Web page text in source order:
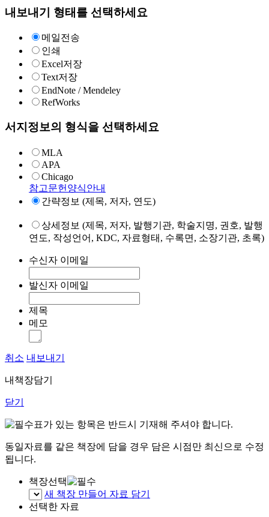
내보내기 형태를 선택하세요
메일전송
인쇄
Excel저장
Text저장
EndNote / Mendeley
RefWorks
서지정보의 형식을 선택하세요
MLA
APA
Chicago
참고문헌양식안내
간략정보 (제목, 저자, 연도)
상세정보 (제목, 저자, 발행기관, 학술지명, 권호, 발행
연도, 작성언어, KDC, 자료형태, 수록면, 소장기관, 초록)
수신자 이메일
발신자 이메일
제목
메모
취소 내보내기
내책장담기
닫기
표가 있는 항목은 반드시 기재해 주셔야 합니다.
동일자료를 같은 책장에 담을 경우 담은 시점만 최신으로 수정
됩니다.
책장선택
새 책장 만들어 자료 담기
선택한 자료